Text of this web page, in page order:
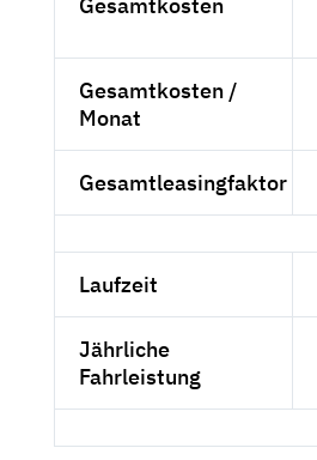
Gesamtkosten /
Monat
Gesamtleasingfaktor
Laufzeit
Jährliche
Fahrleistung